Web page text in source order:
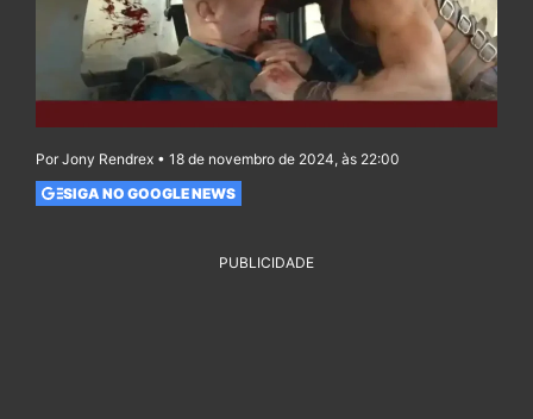
Por Jony Rendrex • 18 de novembro de 2024, às 22:00
SIGA NO GOOGLE NEWS
PUBLICIDADE